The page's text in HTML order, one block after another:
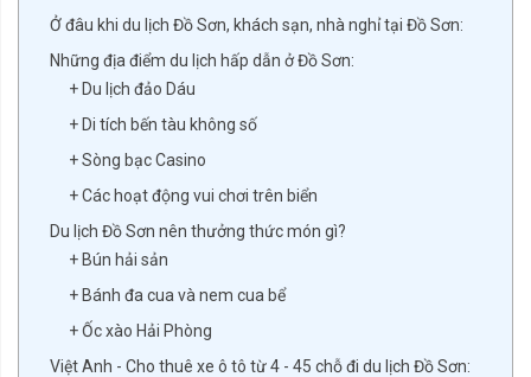
Ở đâu khi du lịch Đồ Sơn, khách sạn, nhà nghỉ tại Đồ Sơn:
Những địa điểm du lịch hấp dẫn ở Đồ Sơn:
+ Du lịch đảo Dáu
+ Di tích bến tàu không số
+ Sòng bạc Casino
+ Các hoạt động vui chơi trên biển
Du lịch Đồ Sơn nên thưởng thức món gì?
+ Bún hải sản
+ Bánh đa cua và nem cua bể
+ Ốc xào Hải Phòng
Việt Anh - Cho thuê xe ô tô từ 4 - 45 chỗ đi du lịch Đồ Sơn: